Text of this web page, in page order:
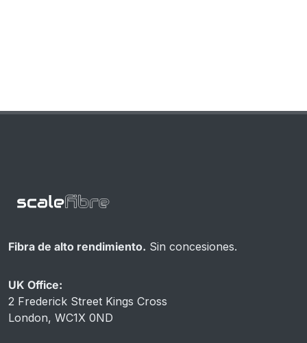
Fibra de alto rendimiento. Sin concesiones.
UK Office:
2 Frederick Street Kings Cross
London, WC1X 0ND